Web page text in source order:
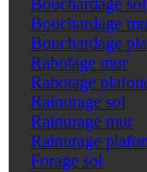
Bouchardage sol
Bouchardage
Bouchardage
Rabotage mur
Rabotage
Rainurage sol
Rainurage mur
Rainurage
Forage sol